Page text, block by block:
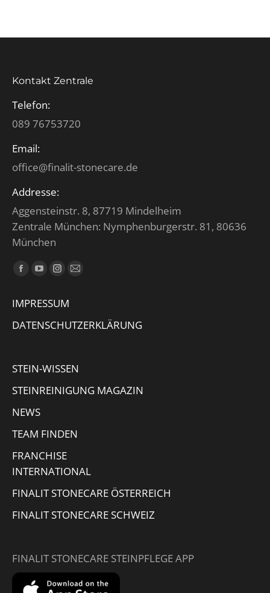
Kontakt Zentrale
Telefon:
089 76753720
Email:
office@finalit-stonecare.de
Addresse:
Aggensteinstr. 8, 87719 Mindelheim
Zentrale München: Nymphenburgerstr. 81, 80636
München
Finden Sie uns auf:
Facebook
opens
in
YouTube
opens
in
Instagram
opens
in
E-
opens
window
IMPRESSUM
DATENSCHUTZERKLÄRUNG
STEIN-WISSEN
STEINREINIGUNG MAGAZIN
NEWS
TEAM FINDEN
FRANCHISE
INTERNATIONAL
FINALIT STONECARE ÖSTERREICH
FINALIT STONECARE SCHWEIZ
FINALIT STONECARE STEINPFLEGE APP